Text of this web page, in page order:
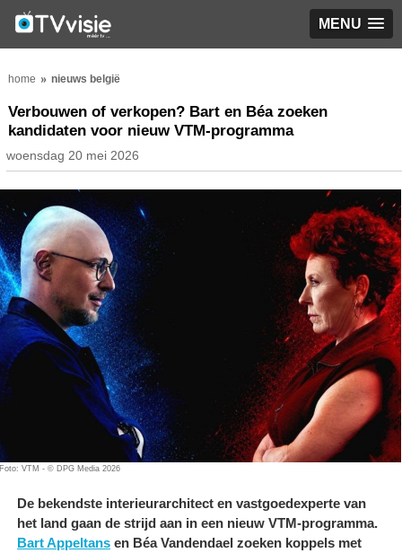
MENU
home nieuws belgië
Verbouwen of verkopen? Bart en Béa zoeken
kandidaten voor nieuw VTM-programma
woensdag 20 mei 2026
Foto: VTM - © DPG Media 2026
De bekendste interieurarchitect en vastgoedexperte van
het land gaan de strijd aan in een nieuw VTM-programma.
Bart Appeltans en Béa Vandendael zoeken koppels met